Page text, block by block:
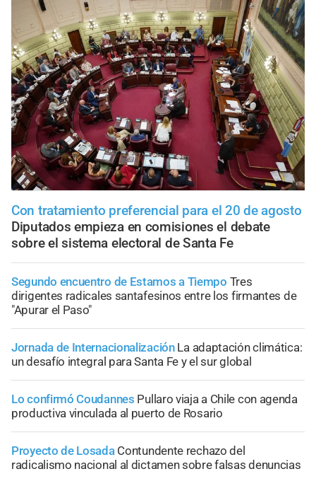
Con tratamiento preferencial para el 20 de agosto
Diputados empieza en comisiones el debate
sobre el sistema electoral de Santa Fe
Segundo encuentro de Estamos a Tiempo Tres
dirigentes radicales santafesinos entre los firmantes de
"Apurar el Paso"
Jornada de Internacionalización La adaptación climática:
un desafío integral para Santa Fe y el sur global
Lo confirmó Coudannes Pullaro viaja a Chile con agenda
productiva vinculada al puerto de Rosario
Proyecto de Losada Contundente rechazo del
radicalismo nacional al dictamen sobre falsas denuncias